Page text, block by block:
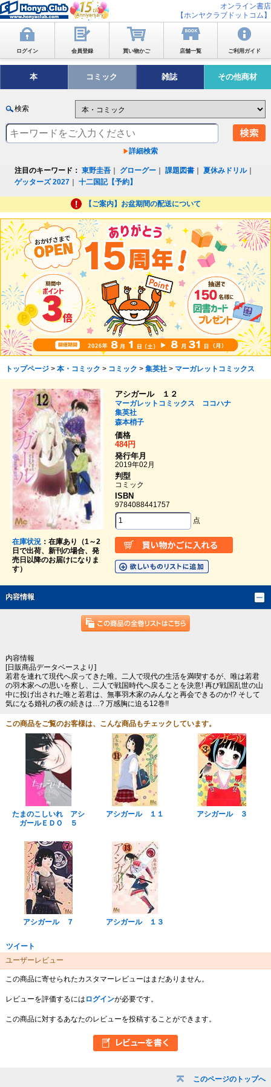
オンライン書店
【ホンヤクラブドットコム】
ログイン 会員登録 買い物かご 店舗一覧 ご利用ガイド
本 コミック 雑誌 その他商材
検索
詳細検索
注目のキーワード： 東野圭吾 グローグー ｜課題図書 ｜夏休みドリル｜
ゲッターズ 2027 ｜十二国記【予約】
【ご案内】お盆期間の配送について
このページのトップへ
トップページ> 本・コミック > コミック > 集英社> マーガレットコミックス
在庫状況：在庫あり（1～2
日で出荷、新刊の場合、発
売日以降のお届けになりま
す）
アシガール １２
マーガレットコミックス ココハナ
集英社
森本梢子
価格
484円
発行年月
2019年02月
判型
コミック
ISBN
9784088441757
点
内容情報
内容情報
[日販商品データベースより]
若君を連れて現代へ戻ってきた唯。二人で現代の生活を満喫するが、唯は若君
の羽木家への思いを察し、二人で戦国時代へ戻ることを決意! 再び戦国乱世の山
中に投げ出された唯と若君は、無事羽木家のみんなと再会できるのか!? そして
気になる婚礼の夜の続きは…? 万感胸に迫る12巻!!
この商品をご覧のお客様は、こんな商品もチェックしています。
たまのこしいれ アシ
ガールＥＤＯ ５
アシガール １１ アシガール ３
アシガール ７ アシガール １３
ツイート
ユーザーレビュー
この商品に寄せられたカスタマーレビューはまだありません。
レビューを評価するには ログインが必要です。
この商品に対するあなたのレビューを投稿することができます。